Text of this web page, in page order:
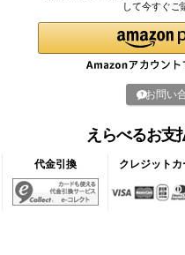
して今すぐご
お問い
えらべるお支
代金引換 クレジットカ